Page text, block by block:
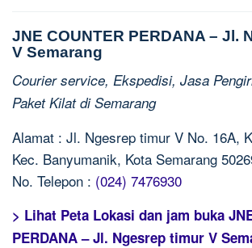
JNE COUNTER PERDANA – Jl.
V Semarang
Courier service, Ekspedisi, Jasa
Paket Kilat di Semarang
Alamat : Jl. Ngesrep timur V No. 16A,
Kec. Banyumanik, Kota Semarang
No. Telepon : (024) 7476930
> Lihat Peta Lokasi dan jam buka
PERDANA – Jl. Ngesrep timur V